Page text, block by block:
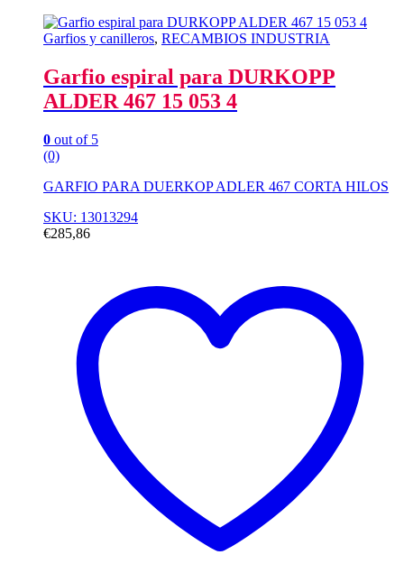
Garfios y canilleros, RECAMBIOS INDUSTRIA
Garfio espiral para DURKOPP
ALDER 467 15 053 4
0 out of 5
(0)
GARFIO PARA DUERKOP ADLER 467 CORTA HILOS
SKU: 13013294
€285,86